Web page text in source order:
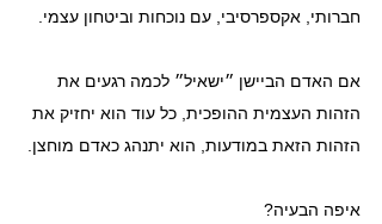
חברותי, אקספרסיבי, עם נוכחות וביטחון עצמי.
אם האדם הביישן ״ישאיל״ לכמה רגעים את
הזהות העצמית ההופכית, כל עוד הוא יחזיק את
הזהות הזאת במודעות, הוא יתנהג כאדם מוחצן.
איפה הבעיה?